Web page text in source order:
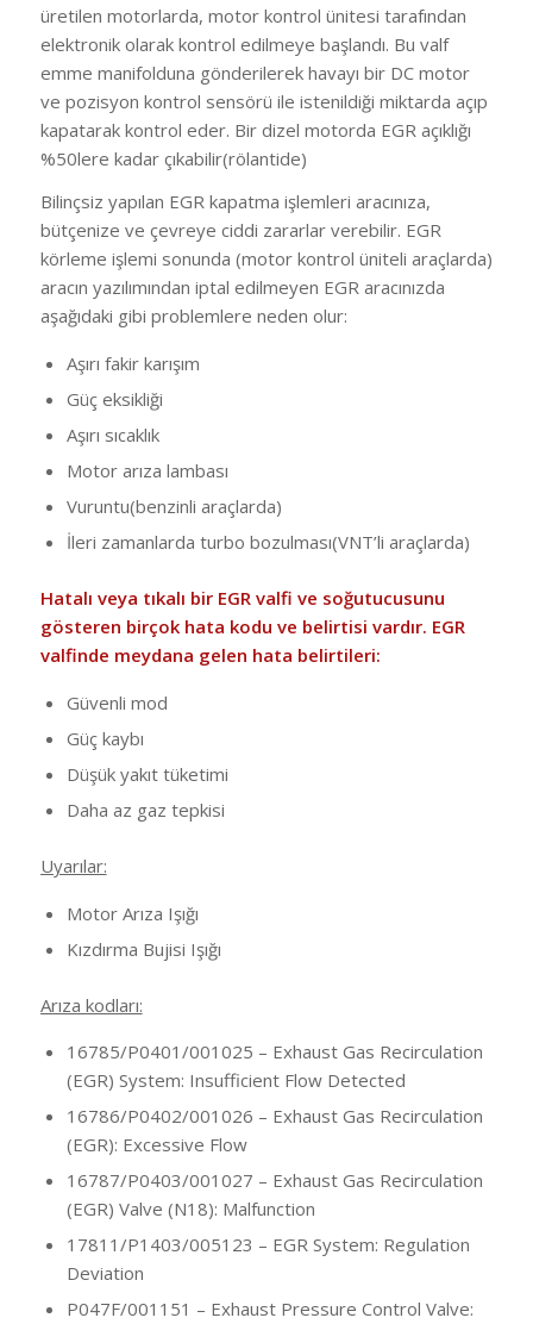
üretilen motorlarda, motor kontrol ünitesi tarafından
elektronik olarak kontrol edilmeye başlandı. Bu valf
emme manifolduna gönderilerek havayı bir DC motor
ve pozisyon kontrol sensörü ile istenildiği miktarda açıp
kapatarak kontrol eder. Bir dizel motorda EGR açıklığı
%50lere kadar çıkabilir(rölantide)
Bilinçsiz yapılan EGR kapatma işlemleri aracınıza,
bütçenize ve çevreye ciddi zararlar verebilir. EGR
körleme işlemi sonunda (motor kontrol üniteli araçlarda)
aracın yazılımından iptal edilmeyen EGR aracınızda
aşağıdaki gibi problemlere neden olur:
Aşırı fakir karışım
Güç eksikliği
Aşırı sıcaklık
Motor arıza lambası
Vuruntu(benzinli araçlarda)
İleri zamanlarda turbo bozulması(VNT’li araçlarda)
Hatalı veya tıkalı bir EGR valfi ve soğutucusunu
gösteren birçok hata kodu ve belirtisi vardır. EGR
valfinde meydana gelen hata belirtileri:
Güvenli mod
Güç kaybı
Düşük yakıt tüketimi
Daha az gaz tepkisi
Uyarılar:
Motor Arıza Işığı
Kızdırma Bujisi Işığı
Arıza kodları:
16785/P0401/001025 – Exhaust Gas Recirculation
(EGR) System: Insufficient Flow Detected
16786/P0402/001026 – Exhaust Gas Recirculation
(EGR): Excessive Flow
16787/P0403/001027 – Exhaust Gas Recirculation
(EGR) Valve (N18): Malfunction
17811/P1403/005123 – EGR System: Regulation
Deviation
P047F/001151 – Exhaust Pressure Control Valve: